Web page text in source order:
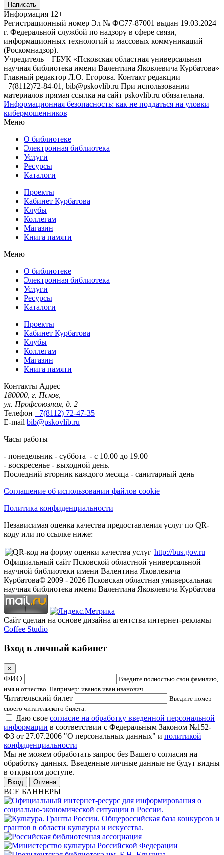
Написать
Информация 12+
Регистрационный номер Эл № ФС77-87001 выдан 19.03.2024
г. Федеральной службой по надзору в сфере связи,
информационных технологий и массовых коммуникаций
(Роскомнадзор).
Учредитель – ГБУК «Псковская областная универсальная
научная библиотека имени Валентина Яковлевича Курбатова»
Главный редактор Л.О. Егорова. Контакт редакции
+7(8112)72-84-01, bib@pskovlib.ru При использовании
материалов прямая ссылка на сайт pskovlib.ru обязательна.
Информационная безопасность: как не поддаться на уловки
кибермошенников
Меню
О библиотеке
Электронная библиотека
Услуги
Ресурсы
Каталоги
Проекты
Кабинет Курбатова
Клубы
Коллегам
Магазин
Книга памяти
Меню
О библиотеке
Электронная библиотека
Услуги
Ресурсы
Каталоги
Проекты
Кабинет Курбатова
Клубы
Коллегам
Магазин
Книга памяти
Контакты Адрес
180000, г. Псков,
ул. Профсоюзная, д. 2
Телефон +7(8112) 72-47-35
E-mail bib@pskovlib.ru
Часы работы
- понедельник - суббота - с 10.00 до 19.00
- воскресенье - выходной день.
Последний вторник каждого месяца - санитарный день
Соглашение об использовании файлов cookie
Политика конфиденциальности
Независимая оценка качества предоставления услуг по QR-
коду или по ссылке ниже:
http://bus.gov.ru
Официальный сайт Псковской областной универсальной
научной библиотеки имени Валентина Яковлевича
Курбатова© 2009 - 2026 Псковская областная универсальная
научная библиотека имени Валентина Яковлевича Курбатова
Сайт сделан на основе дизайна агентства интернет-рекламы
Coffee Studio
Вход в личный кабинет
×
ФИО
Введите полностью свои фамилию,
имя и отчество. Например: иванов иван иванович
Читательский билет
Введите номер
своего читательского билета.
Даю свое согласие на обработку введенной персональной
информации в соответствии с Федеральным Законом №152-
ФЗ от 27.07.2006 "О персональных данных" и политикой
конфиденциальности
Мы не можем обработать запрос без Вашего согласия на
обработку данных. Введенные личные данные не будут видны
в открытом доступе.
Отмена
ВСЕ БАННЕРЫ